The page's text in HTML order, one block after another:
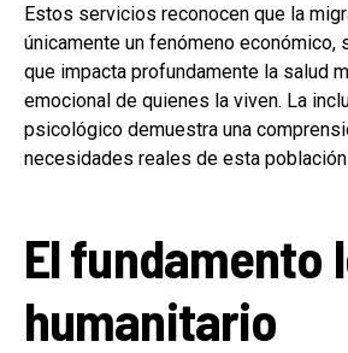
Estos servicios reconocen que la
únicamente un fenómeno económico,
que impacta profundamente la salud
emocional de quienes la viven. La
psicológico demuestra una
necesidades reales de esta
El fundamento
humanitario